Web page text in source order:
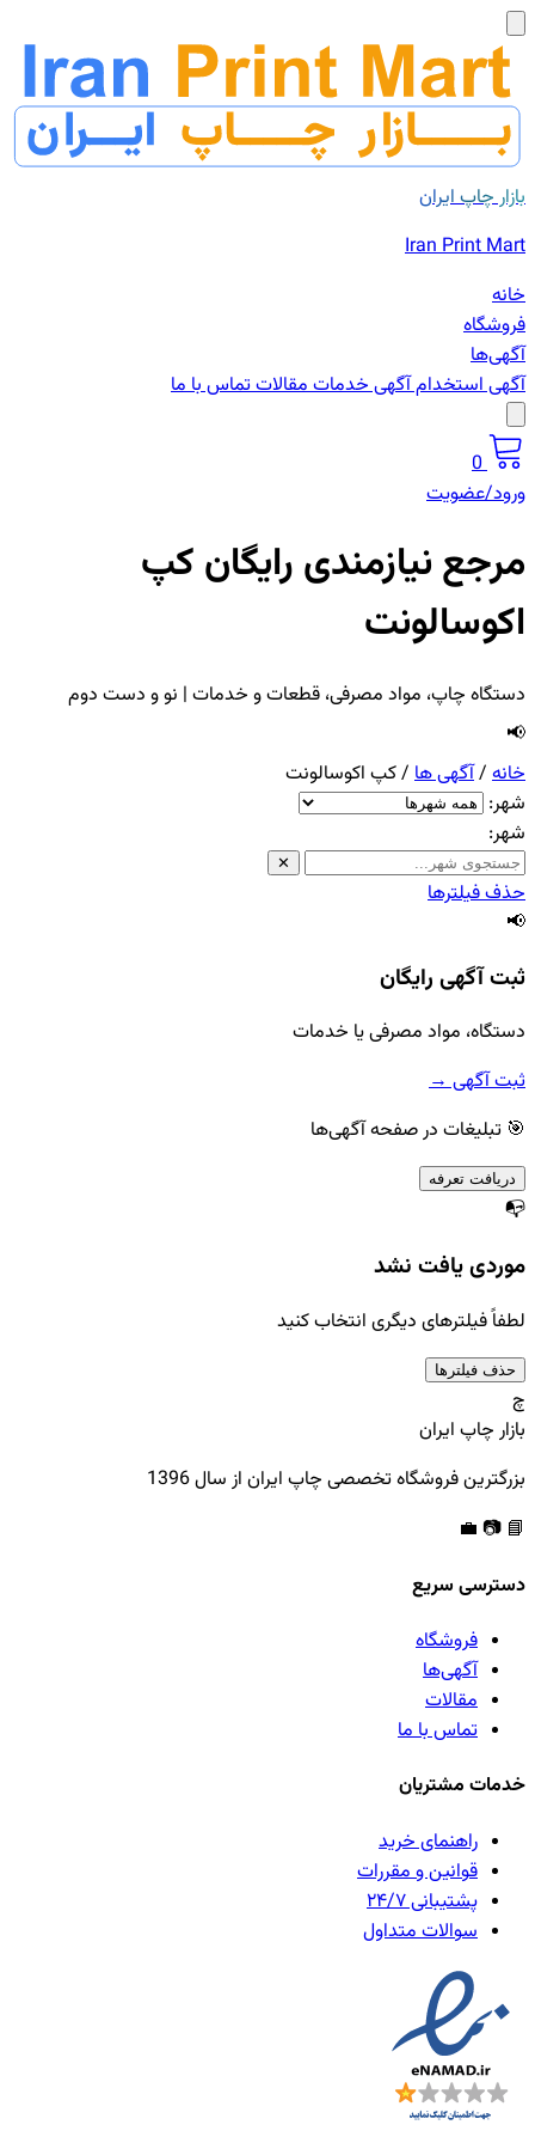
بازار چاپ ایران
Iran Print Mart
خانه
فروشگاه
آگهی‌ها
آگهی استخدامآگهی خدماتمقالاتتماس با ما
0
ورود/عضویت
مرجع نیازمندی رایگان کپ
اکوسالونت
دستگاه چاپ، مواد مصرفی، قطعات و خدمات | نو و دست دوم
📢
خانه /آگهی ها /کپ اکوسالونت
شهر:
شهر:
✕
حذف فیلترها
📢
ثبت آگهی رایگان
دستگاه، مواد مصرفی یا خدمات
ثبت آگهی →
🎯 تبلیغات در صفحه آگهی‌ها
دریافت تعرفه
📭
موردی یافت نشد
لطفاً فیلترهای دیگری انتخاب کنید
حذف فیلترها
چ
بازار چاپ ایران
بزرگترین فروشگاه تخصصی چاپ ایران از سال 1396
📘
📷
💼
دسترسی سریع
فروشگاه
آگهی‌ها
مقالات
تماس با ما
خدمات مشتریان
راهنمای خرید
قوانین و مقررات
پشتیبانی ۲۴/۷
سوالات متداول